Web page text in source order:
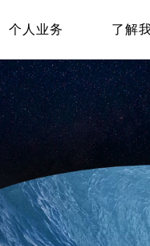
个人业务 了解